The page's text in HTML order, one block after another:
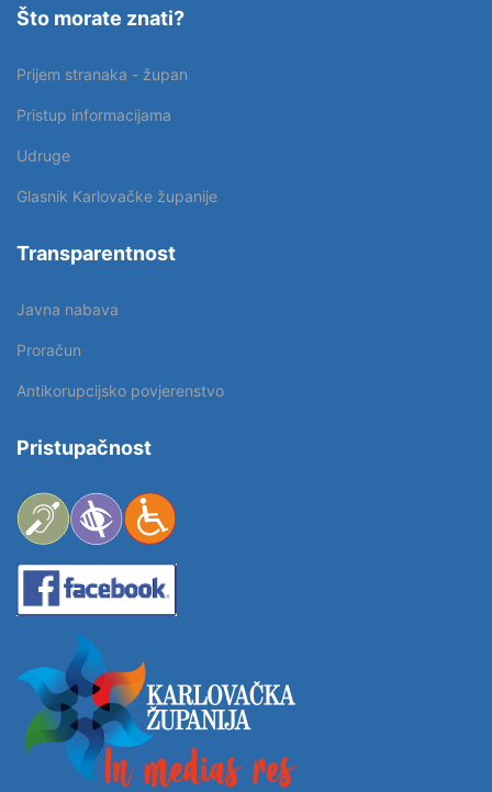
Što morate znati?
Prijem stranaka - župan
Pristup informacijama
Udruge
Glasnik Karlovačke županije
Transparentnost
Javna nabava
Proračun
Antikorupcijsko povjerenstvo
Pristupačnost